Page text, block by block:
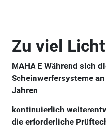
Zu viel Licht
MAHA E Während sich
Scheinwerfersysteme
Jahren
kontinuierlich
die erforderliche